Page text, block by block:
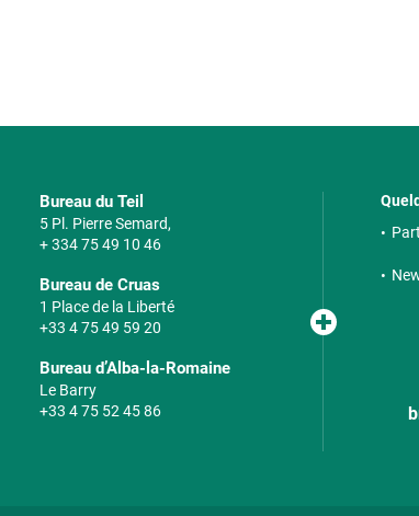
Bureau du Teil
5 Pl. Pierre Semard,
+ 334 75 49 10 46
Bureau de Cruas
1 Place de la Liberté
+33 4 75 49 59 20
Bureau d’Alba-la-Romaine
Le Barry
+33 4 75 52 45 86